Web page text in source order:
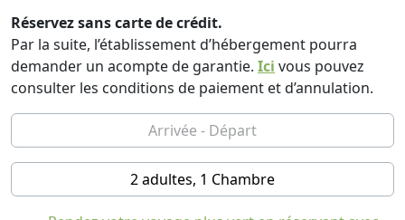
écologique à son meilleur basé sur la durabilité et la
préservation de la nature.
Située entre Caldas da Rainha et Foz do Arelho, la villa
voisines de Foz do Arelho, Peniche, Nazaré et bien
d'autres. La ville médiévale fortifiée d'Óbidos est à une
courte distance en voiture et des excursions d'une
journée à Lisbonne, Coimbra, Fátima et Porto sont
Réservez sans carte de crédit.
Par la suite, l’établissement d’hébergement pourra
demander un acompte de garantie. Ici vous pouvez
consulter les conditions de paiement et d’annulation.
2 adultes, 1 Chambre